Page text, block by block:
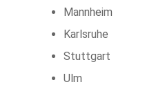
Mannheim
Karlsruhe
Stuttgart
Ulm